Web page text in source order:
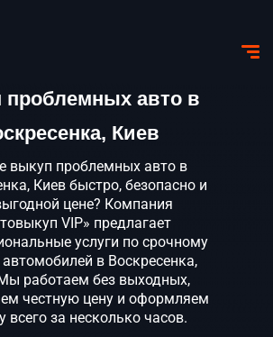
проблемных авто в
Киев
выкуп проблемных авто в
Киев быстро, безопасно и
цене? Компания
VIP» предлагает
услуги по срочному
в Воскресенка,
работаем без выходных,
честную цену и оформляем
всего за несколько часов.